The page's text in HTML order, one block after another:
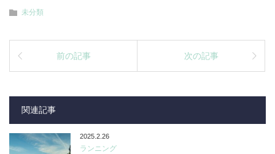
未分類
前の記事 次の記事
関連記事
2025.2.26
ランニング